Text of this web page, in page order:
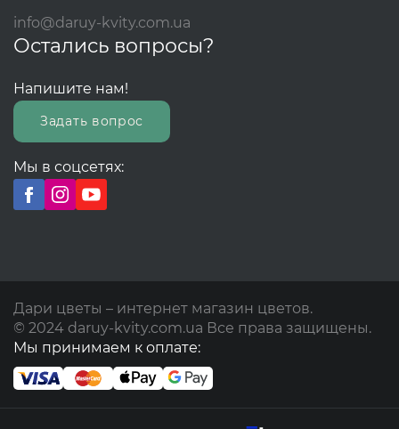
info@daruy-kvity.com.ua
Остались вопросы?
Напишите нам!
Задать вопрос
Мы в соцсетях:
Дари цветы – интернет магазин цветов.
© 2024 daruy-kvity.com.ua Все права защищены.
Мы принимаем к оплате: